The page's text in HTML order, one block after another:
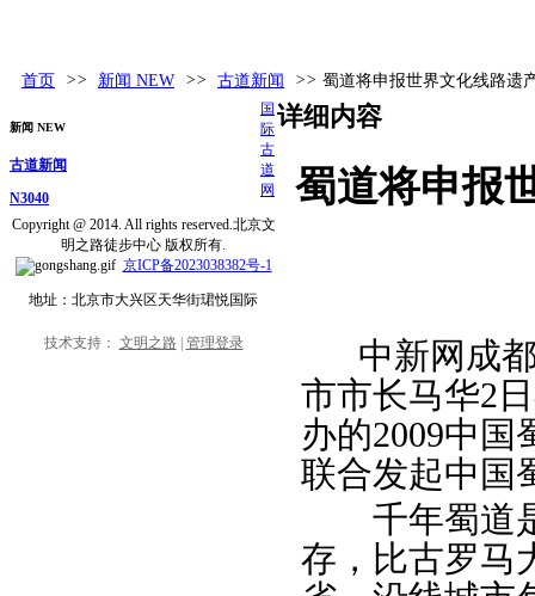
首页 >> 新闻 NEW >> 古道新闻 >> 蜀道将申报世界文化线路遗
详细内容
蜀道将申报
中新网成都
市市长马华2
办的2009中国
联合发起中国
千年蜀道是
存，比古罗马
新闻 NEW
古道新闻
N3040
国
际
古
道
网
Copyright @ 2014. All rights reserved.北京文
明之路徒步中心 版权所有.
京ICP备2023038382号-1
地址：北京市大兴区天华街珺悦国际
技术支持： 文明之路| 管理登录